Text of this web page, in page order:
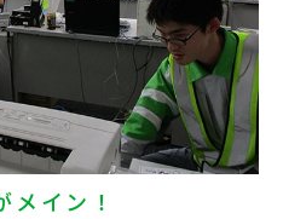
イン！